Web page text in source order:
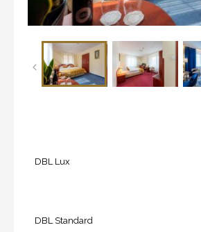
DBL Lux
DBL Standard